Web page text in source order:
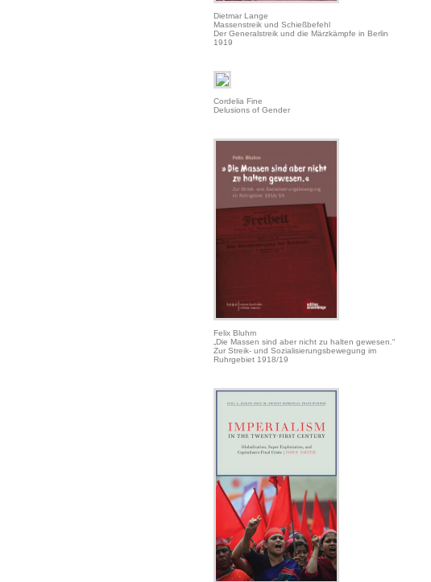
Dietmar Lange
Massenstreik und Schießbefehl
Der Generalstreik und die Märzkämpfe in Berlin
1919
Cordelia Fine
Delusions of Gender
Felix Bluhm
„Die Massen sind aber nicht zu halten gewesen.“
Zur Streik- und Sozialisierungsbewegung im
Ruhrgebiet 1918/19